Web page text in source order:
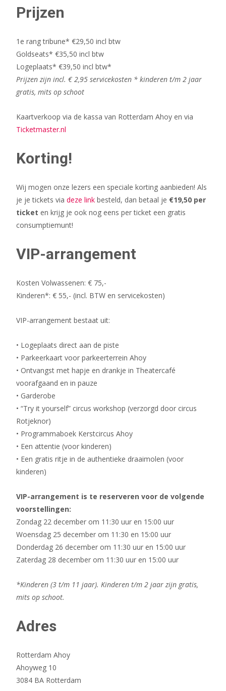
Prijzen
1e rang tribune* €29,50 incl btw
Goldseats* €35,50 incl btw
Logeplaats* €39,50 incl btw*
Prijzen zijn incl. € 2,95 servicekosten * kinderen t/m 2 jaar
gratis, mits op schoot
Kaartverkoop via de kassa van Rotterdam Ahoy en via
Ticketmaster.nl
Korting!
Wij mogen onze lezers een speciale korting aanbieden! Als
je je tickets via deze link besteld, dan betaal je €19,50 per
ticket en krijg je ook nog eens per ticket een gratis
consumptiemunt!
VIP-arrangement
Kosten Volwassenen: € 75,-
Kinderen*: € 55,- (incl. BTW en servicekosten)
VIP-arrangement bestaat uit:
• Logeplaats direct aan de piste
• Parkeerkaart voor parkeerterrein Ahoy
• Ontvangst met hapje en drankje in Theatercafé
voorafgaand en in pauze
• Garderobe
• “Try it yourself” circus workshop (verzorgd door circus
Rotjeknor)
• Programmaboek Kerstcircus Ahoy
• Een attentie (voor kinderen)
• Een gratis ritje in de authentieke draaimolen (voor
kinderen)
VIP-arrangement is te reserveren voor de volgende
voorstellingen:
Zondag 22 december om 11:30 uur en 15:00 uur
Woensdag 25 december om 11:30 en 15:00 uur
Donderdag 26 december om 11:30 uur en 15:00 uur
Zaterdag 28 december om 11:30 uur en 15:00 uur
*Kinderen (3 t/m 11 jaar). Kinderen t/m 2 jaar zijn gratis,
mits op schoot.
Adres
Rotterdam Ahoy
Ahoyweg 10
3084 BA Rotterdam